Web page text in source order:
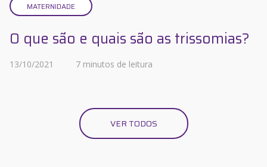
MATERNIDADE
O que são e quais são as trissomias?
13/10/2021 7 minutos de leitura
VER TODOS